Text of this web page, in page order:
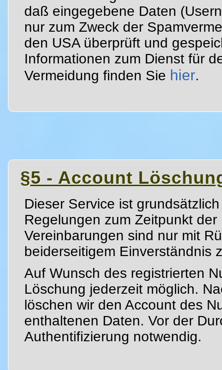
daß eingegebene Daten
nur zum Zweck der
den USA überprüft und
Informationen zum Dienst für
Vermeidung finden Sie hier.
§5 - Account
Dieser Service ist
Regelungen zum Zeitpunkt
Vereinbarungen sind nur mit
beiderseitigem Einverständnis
Auf Wunsch des registrierten
Löschung jederzeit möglich.
löschen wir den Account des
enthaltenen Daten. Vor der
Authentifizierung notwendig.